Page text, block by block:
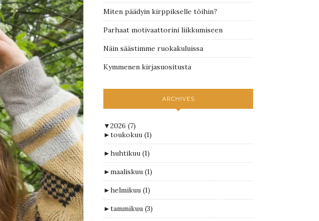
Miten päädyin kirppikselle töihin?
Parhaat motivaattorini liikkumiseen
Näin säästimme ruokakuluissa
Kymmenen kirjasuositusta
ARCHIVES
▼2026 (7)
►toukokuu (1)
►huhtikuu (1)
►maaliskuu (1)
►helmikuu (1)
►tammikuu (3)